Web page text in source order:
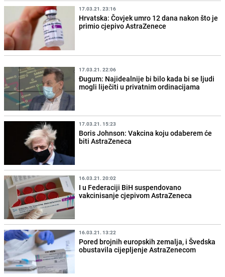
17.03.21. 23:16
Hrvatska: Čovjek umro 12 dana nakon što je
primio cjepivo AstraZenece
17.03.21. 22:06
Đugum: Najidealnije bi bilo kada bi se ljudi
mogli liječiti u privatnim ordinacijama
17.03.21. 15:23
Boris Johnson: Vakcina koju odaberem će
biti AstraZeneca
16.03.21. 20:02
I u Federaciji BiH suspendovano
vakcinisanje cjepivom AstraZeneca
16.03.21. 13:22
Pored brojnih europskih zemalja, i Švedska
obustavila cijepljenje AstraZenecom